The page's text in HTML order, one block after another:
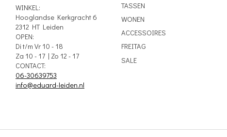
WINKEL:
Hooglandse Kerkgracht 6
2312 HT Leiden
OPEN:
Di t/m Vr 10 - 18
Za 10 - 17 | Zo 12 - 17
CONTACT:
06-30639753
info@eduard-leiden.nl
TASSEN
WONEN
ACCESSOIRES
FREITAG
SALE